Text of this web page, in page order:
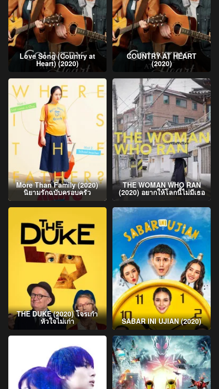
Love Song (Country at
Heart) (2020)
COUNTRY AT HEART
(2020)
More Than Family (2020)
นิยามรักฉบับครอบครัว
THE WOMAN WHO RAN
(2020) อยากให้โลกนี้ไม่มีเธอ
THE DUKE (2020) โจรเก๋า
หัวใจไม่เก่า SABAR INI UJIAN (2020)